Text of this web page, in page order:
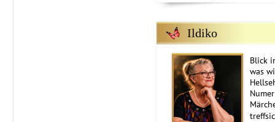
Ildiko
Blick
was